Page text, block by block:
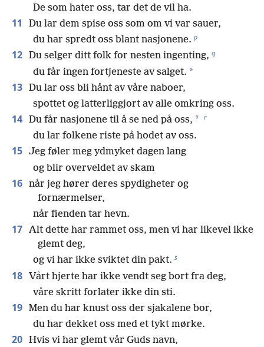
De som hater oss, tar det de vil ha.
11
Du lar dem spise oss som om vi var sauer,
du har spredt oss blant nasjonene. p
12 Du selger ditt folk for nesten ingenting, q
du får ingen fortjeneste av salget. *
13 Du lar oss bli hånt av våre naboer,
spottet og latterliggjort av alle omkring oss.
14 Du får nasjonene til å se ned på oss, * r
du lar folkene riste på hodet av oss.
15 Jeg føler meg ydmyket dagen lang
og blir overveldet av skam
16 når jeg hører deres spydigheter og
fornærmelser,
når fienden tar hevn.
17 Alt dette har rammet oss, men vi har likevel ikke
glemt deg,
og vi har ikke sviktet din pakt. s
18 Vårt hjerte har ikke vendt seg bort fra deg,
våre skritt forlater ikke din sti.
19 Men du har knust oss der sjakalene bor,
du har dekket oss med et tykt mørke.
20 Hvis vi har glemt vår Guds navn,